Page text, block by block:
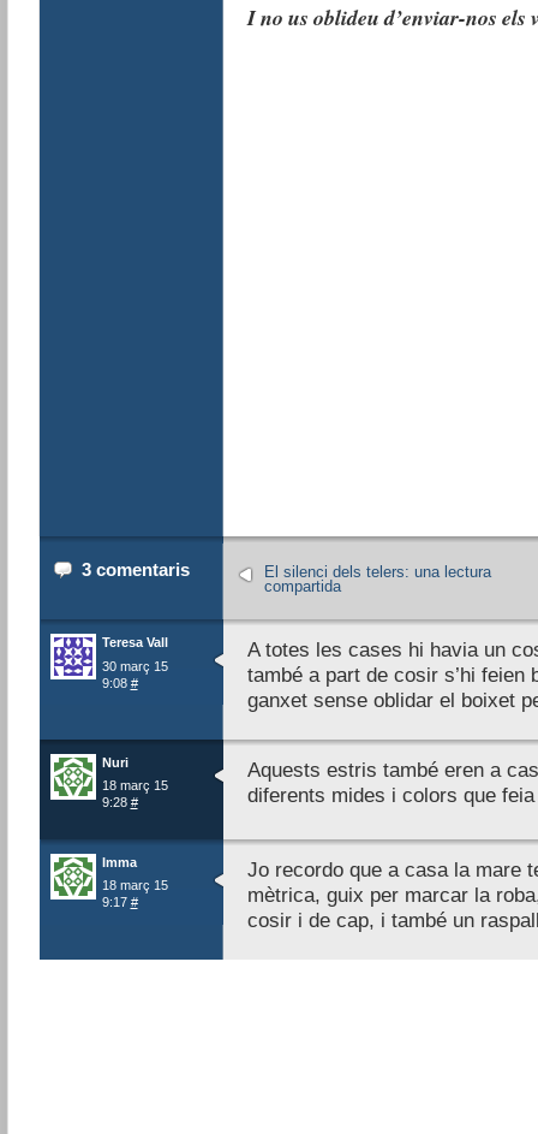
I no us oblideu d’enviar-nos els
3 comentaris
El silenci dels telers: una lectura
compartida
Teresa Vall
30 març 15
9:08 #
A totes les cases hi havia un
també a part de cosir s’hi feien
ganxet sense oblidar el boixet
Nuri
18 març 15
9:28 #
Aquests estris també eren a
diferents mides i colors que
Imma
18 març 15
9:17 #
Jo recordo que a casa la mare
mètrica, guix per marcar la
cosir i de cap, i també un